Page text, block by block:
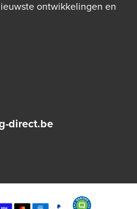
direct.be
ontwikkelingen en